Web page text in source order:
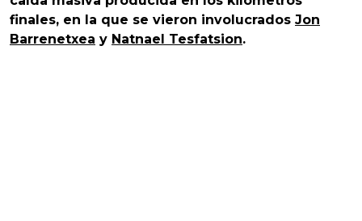
finales, en la que se vieron involucrados Jon
Barrenetxea y Natnael Tesfatsion.